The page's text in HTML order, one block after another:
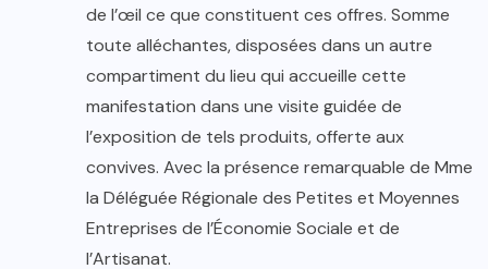
de l’œil ce que constituent ces offres. Somme
toute alléchantes, disposées dans un autre
compartiment du lieu qui accueille cette
manifestation dans une visite guidée de
l’exposition de tels produits, offerte aux
convives. Avec la présence remarquable de Mme
la Déléguée Régionale des Petites et Moyennes
Entreprises de l’Économie Sociale et de
l’Artisanat.